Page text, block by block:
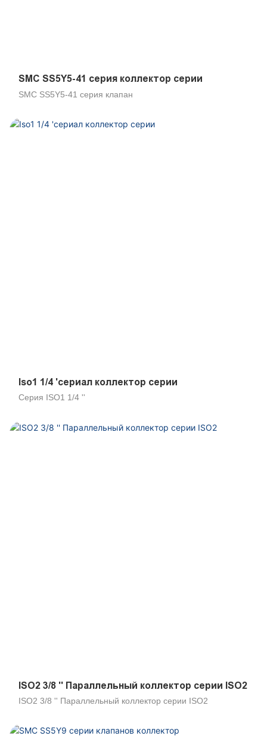
SMC SS5Y5-41 серия коллектор серии
SMC SS5Y5-41 серия клапан
Iso1 1/4 'сериал коллектор серии
Серия ISO1 1/4 ''
ISO2 3/8 '' Параллельный коллектор серии ISO2
ISO2 3/8 '' Параллельный коллектор серии ISO2